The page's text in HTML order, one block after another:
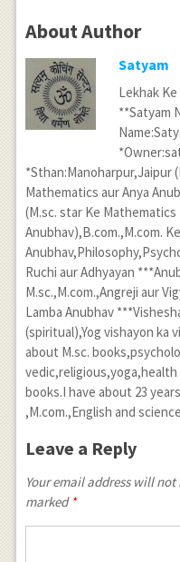
About Author
Satyam
Lekhak
**Satyam
*Sthan:Manoharpur,Jaipur
Mathematics aur Anya
(M.sc. star Ke Mathematics
Anubhav),B.com.,M.com.
Ruchi aur Adhyayan
M.sc.,M.com.,Angreji aur
Lamba Anubhav
(spiritual),Yog vishayon ka
about M.sc.
books.I have about 23
,M.com.,English and
Leave a Reply
Your email address will
marked *